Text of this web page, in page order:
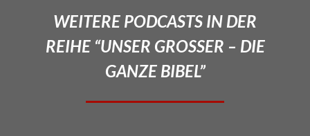
WEITERE PODCASTS IN DER
REIHE “UNSER GROSSER – DIE
GANZE BIBEL”